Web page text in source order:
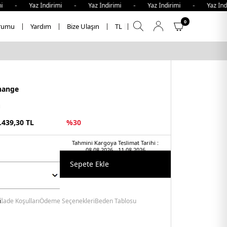
İndirimi - Yaz İndirimi - Yaz İndirimi -
Yardım Bize Ulaşın TL
0
TL %30
Tahmini Kargoya Teslimat Tarihi :
08.08.2026 - 11.08.2026
Sepete Ekle
İade KoşullarıÖdeme SeçenekleriBeden Tablosu